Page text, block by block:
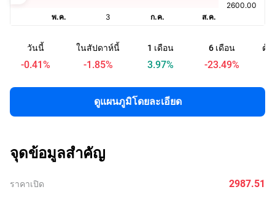
วันนี้
-0.41%
ในสัปดาห์นี้
-1.85%
1 เดือน
3.97%
6 เดือน
-23.49%
ต้
ดูแผนภูมิโดยละเอียด
จุดข้อมูลสำคัญ
ราคาเปิด 2987.51